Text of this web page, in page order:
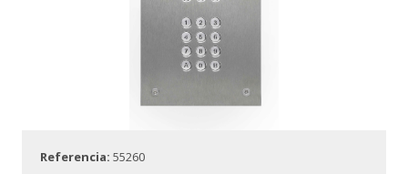
Referencia: 55260